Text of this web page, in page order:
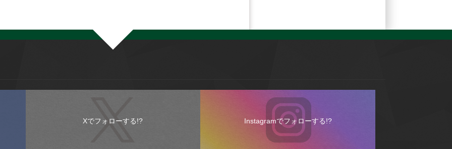
Xでフォローする!? Instagramでフォローする!?